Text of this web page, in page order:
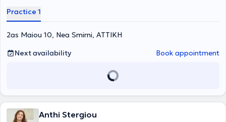
Practice 1
2as Maiou 10, Nea Smirni, ΑΤΤΙΚΗ
Next availability
Book appointment
Anthi Stergiou